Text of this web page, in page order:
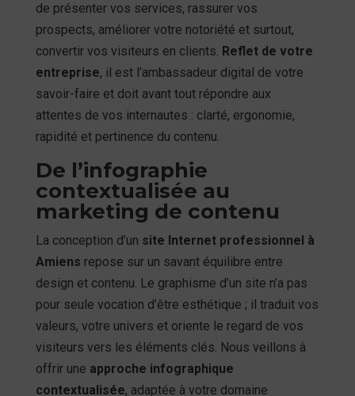
de présenter vos services, rassurer vos
prospects, améliorer votre notoriété et surtout,
convertir vos visiteurs en clients. Reflet de votre
entreprise, il est l’ambassadeur digital de votre
savoir-faire et doit avant tout répondre aux
attentes de vos internautes : clarté, ergonomie,
rapidité et pertinence du contenu.
De l’infographie
contextualisée au
marketing de contenu
La conception d’un site Internet professionnel à
Amiens repose sur un savant équilibre entre
design et contenu. Le graphisme d’un site n’a pas
pour seule vocation d’être esthétique ; il traduit vos
valeurs, votre univers et oriente le regard de vos
visiteurs vers les éléments clés. Nous veillons à
offrir une approche infographique
contextualisée, adaptée à votre domaine